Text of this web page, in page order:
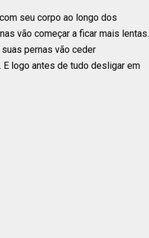
seu corpo ao longo dos
vão começar a ficar mais lentas.
pernas vão ceder
E logo antes de tudo desligar em